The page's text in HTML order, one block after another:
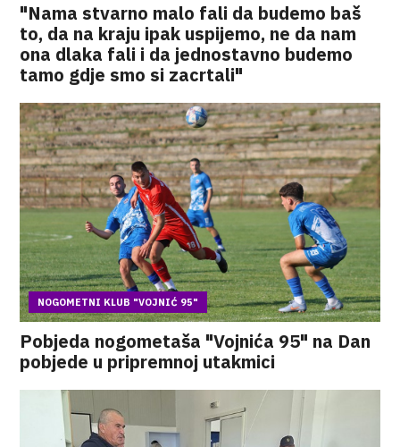
"Nama stvarno malo fali da budemo baš
to, da na kraju ipak uspijemo, ne da nam
ona dlaka fali i da jednostavno budemo
tamo gdje smo si zacrtali"
NOGOMETNI KLUB "VOJNIĆ 95"
Pobjeda nogometaša "Vojnića 95" na Dan
pobjede u pripremnoj utakmici